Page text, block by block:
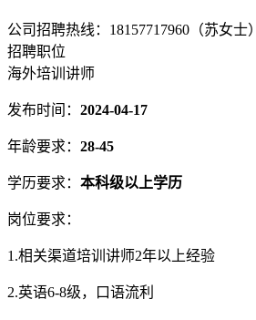
公司招聘热线：18157717960（苏女士）
招聘职位
海外培训讲师
发布时间： 2024-04-17
年龄要求： 28-45
学历要求： 本科级以上学历
岗位要求：
1.相关渠道培训讲师2年以上经验
2.英语6-8级，口语流利